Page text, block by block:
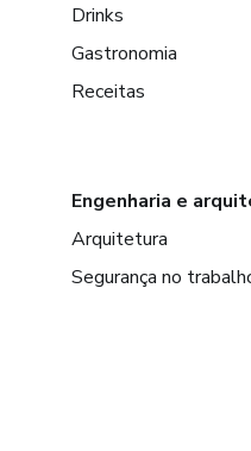
Drinks
Gastronomia
Receitas
Engenharia e
Arquitetura
Segurança no